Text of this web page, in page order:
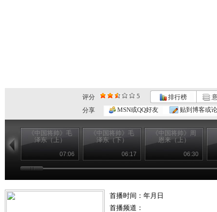
评分 5 排行榜
分享
MSN或QQ好友 贴到博客或
《中国将帅》毛
泽东（上）
07:06
《中国将帅》毛
泽东（下）
06:17
《中国将帅》周
恩来（上）
06:30
首播时间：年月日
首播频道：